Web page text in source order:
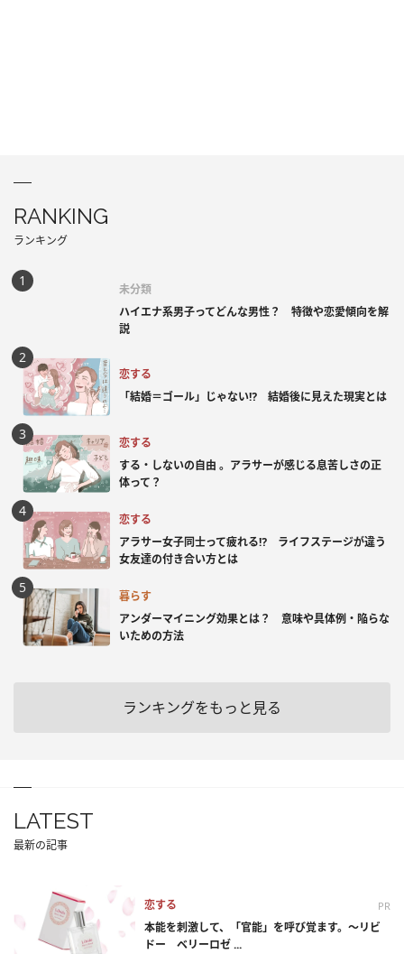
RANKING
ランキング
未分類
ハイエナ系男子ってどんな男性？ 特徴や恋愛傾向を解
説
恋する
「結婚＝ゴール」じゃない⁉ 結婚後に見えた現実とは
恋する
する・しないの自由 。アラサーが感じる息苦しさの正
体って？
恋する
アラサー女子同士って疲れる⁉ ライフステージが違う
女友達の付き合い方とは
暮らす
アンダーマイニング効果とは？ 意味や具体例・陥らな
いための方法
ランキングをもっと見る
LATEST
最新の記事
恋する PR
本能を刺激して、「官能」を呼び覚ます。～リビ
ドー ベリーロゼ ...